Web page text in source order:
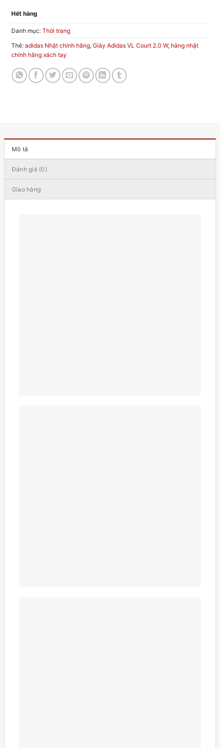
Hết hàng
Danh mục: Thời trang
Thẻ: adidas Nhật chính hãng, Giày Adidas VL Court 2.0 W, hàng nhật
chính hãng xách tay
Mô tả
Đánh giá (0)
Giao hàng